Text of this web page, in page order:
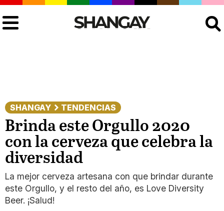
SHANGAY TENDENCIAS
Brinda este Orgullo 2020
con la cerveza que celebra la
diversidad
La mejor cerveza artesana con que brindar durante
este Orgullo, y el resto del año, es Love Diversity
Beer. ¡Salud!